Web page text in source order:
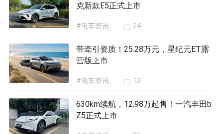
克新款E5正式上市
#电车资讯 24
带牵引资质！25.28万元，星纪元ET露
营版上市
#电车资讯 12
630km续航，12.98万起售！一汽丰田b
Z5正式上市